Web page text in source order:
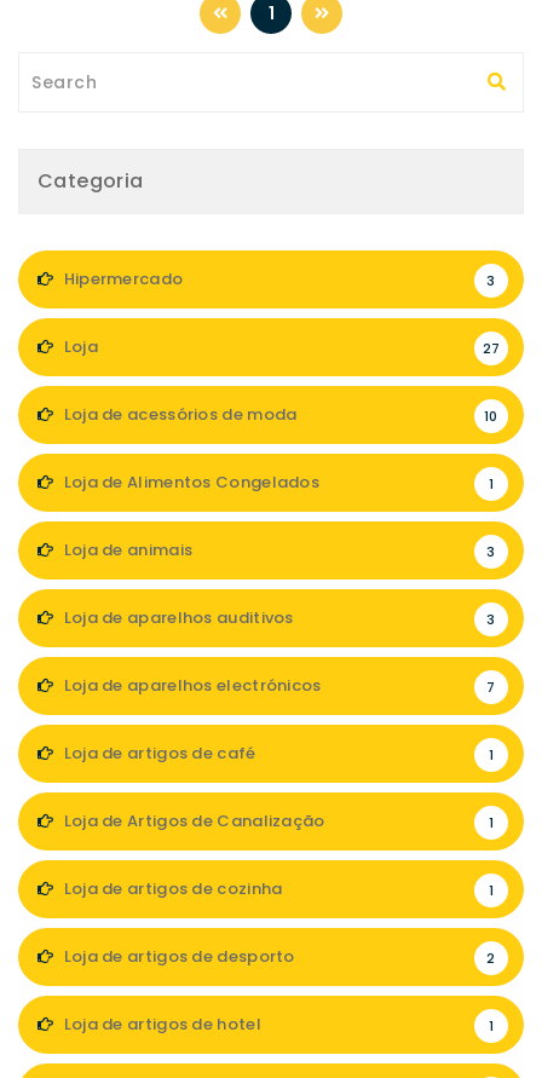
1
Categoria
Hipermercado 3
Loja 27
Loja de acessórios de moda 10
Loja de Alimentos Congelados 1
Loja de animais 3
Loja de aparelhos auditivos 3
Loja de aparelhos electrónicos 7
Loja de artigos de café 1
Loja de Artigos de Canalização 1
Loja de artigos de cozinha 1
Loja de artigos de desporto 2
Loja de artigos de hotel 1